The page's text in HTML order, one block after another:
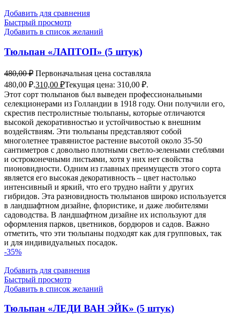
Добавить для сравнения
Быстрый просмотр
Добавить в список желаний
Тюльпан «ЛАПТОП» (5 штук)
480,00₽ Первоначальная цена составляла
480,00 ₽.310,00 ₽Текущая цена: 310,00 ₽.
Этот сорт тюльпанов был выведен профессиональными
селекционерами из Голландии в 1918 году. Они получили его,
скрестив пестролистные тюльпаны, которые отличаются
высокой декоративностью и устойчивостью к внешним
воздействиям. Эти тюльпаны представляют собой
многолетнее травянистое растение высотой около 35-50
сантиметров с довольно плотными светло-зелеными стеблями
и остроконечными листьями, хотя у них нет свойства
пионовидности. Одним из главных преимуществ этого сорта
является его высокая декоративность – цвет настолько
интенсивный и яркий, что его трудно найти у других
гибридов. Эта разновидность тюльпанов широко используется
в ландшафтном дизайне, флористике, и даже любителями
садоводства. В ландшафтном дизайне их используют для
оформления парков, цветников, бордюров и садов. Важно
отметить, что эти тюльпаны подходят как для групповых, так
и для индивидуальных посадок.
-35%
Добавить для сравнения
Быстрый просмотр
Добавить в список желаний
Тюльпан «ЛЕДИ ВАН ЭЙК» (5 штук)